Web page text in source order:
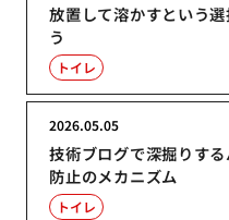
放置して溶かすという
う
トイレ
技術ブログで深掘りす
防止のメカニズム
2026.05.05
トイレ